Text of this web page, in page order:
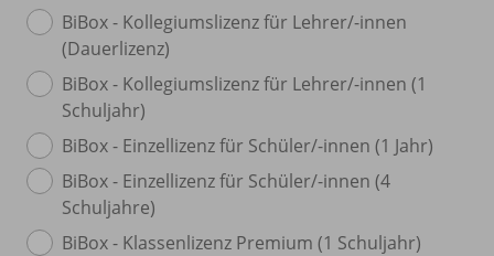
BiBox - Kollegiumslizenz für Lehrer/-innen
(Dauerlizenz)
BiBox - Kollegiumslizenz für Lehrer/-innen (1
Schuljahr)
BiBox - Einzellizenz für Schüler/-innen (1 Jahr)
BiBox - Einzellizenz für Schüler/-innen (4
Schuljahre)
BiBox - Klassenlizenz Premium (1 Schuljahr)